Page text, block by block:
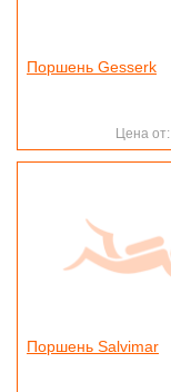
Поршень Gesserk
Цена от:
Поршень Salvimar